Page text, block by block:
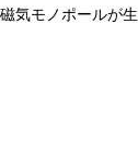
気モノポールが生